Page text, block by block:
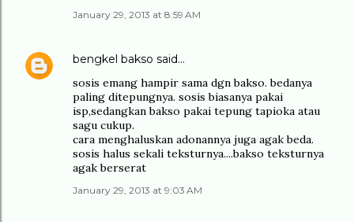
January 29, 2013 at 8:59 AM
bengkel bakso said…
sosis emang hampir sama dgn bakso. bedanya
paling ditepungnya. sosis biasanya pakai
isp,sedangkan bakso pakai tepung tapioka atau
sagu cukup.
cara menghaluskan adonannya juga agak beda.
sosis halus sekali teksturnya....bakso teksturnya
agak berserat
January 29, 2013 at 9:03 AM